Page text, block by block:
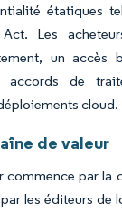
étatiques
Les
un accès
de
cloud.
de valeur
commence par
les éditeurs de